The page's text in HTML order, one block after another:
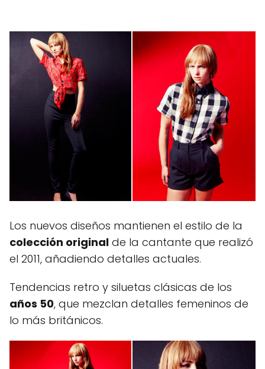
Los nuevos diseños mantienen el estilo de la
colección original de la cantante que realizó
el 2011, añadiendo detalles actuales.
Tendencias retro y siluetas clásicas de los
años 50, que mezclan detalles femeninos de
lo más británicos.